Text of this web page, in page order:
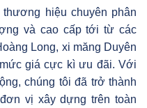
hiệu chuyên phân
và cao cấp tới từ các
Long, xi măng Duyên
giá cực kì ưu đãi. Với
chúng tôi đã trở thành
vị xây dựng trên toàn